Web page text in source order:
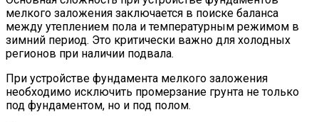
мелкого заложения заключается в поиске баланса
между утеплением пола и температурным режимом в
зимний период. Это критически важно для холодных
регионов при наличии подвала.
При устройстве фундамента мелкого заложения
необходимо исключить промерзание грунта не только
под фундаментом, но и под полом.